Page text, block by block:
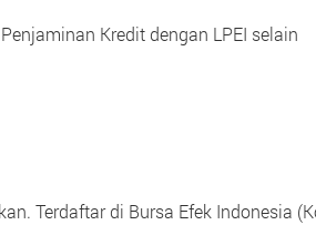
Kredit dengan LPEI selain
Terdaftar di Bursa Efek Indonesia